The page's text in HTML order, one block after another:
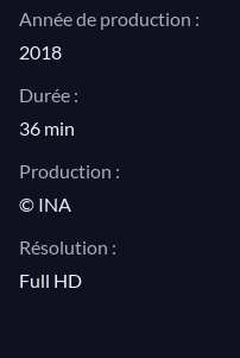
Année de production :
2018
Durée :
36 min
Production :
© INA
Résolution :
Full HD